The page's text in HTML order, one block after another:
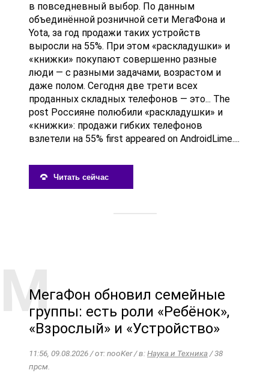
в повседневный выбор. По данным
объединённой розничной сети МегаФона и
Yota, за год продажи таких устройств
выросли на 55%. При этом «раскладушки» и
«книжки» покупают совершенно разные
люди — с разными задачами, возрастом и
даже полом. Сегодня две трети всех
проданных складных телефонов — это... The
post Россияне полюбили «раскладушки» и
«книжки»: продажи гибких телефонов
взлетели на 55% first appeared on AndroidLime....
Читать сейчас
МегаФон обновил семейные
группы: есть роли «Ребёнок»,
«Взрослый» и «Устройство»
11:56, 09.08.2026 / от: nooKer / в:Наука и Техника/ 38
прсм.